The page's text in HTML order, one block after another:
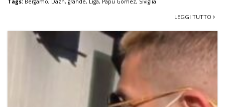
Tags: Bergamo, Dazn, grande, Liga, Papu Gomez, Siviglia
LEGGI TUTTO